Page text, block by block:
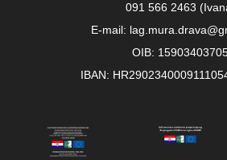
091 566 2463
E-mail:
OIB:
IBAN: